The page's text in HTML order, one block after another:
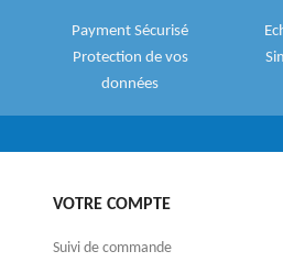
Payment Sécurisé
Protection de vos
données
VOTRE COMPTE
Suivi de commande